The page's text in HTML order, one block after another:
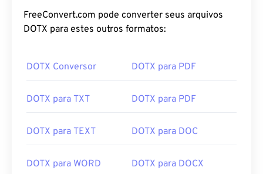
FreeConvert.com pode converter seus arquivos
DOTX para estes outros formatos:
DOTX Conversor DOTX para PDF
DOTX para TXT DOTX para PDF
DOTX para TEXT DOTX para DOC
DOTX para WORD DOTX para DOCX